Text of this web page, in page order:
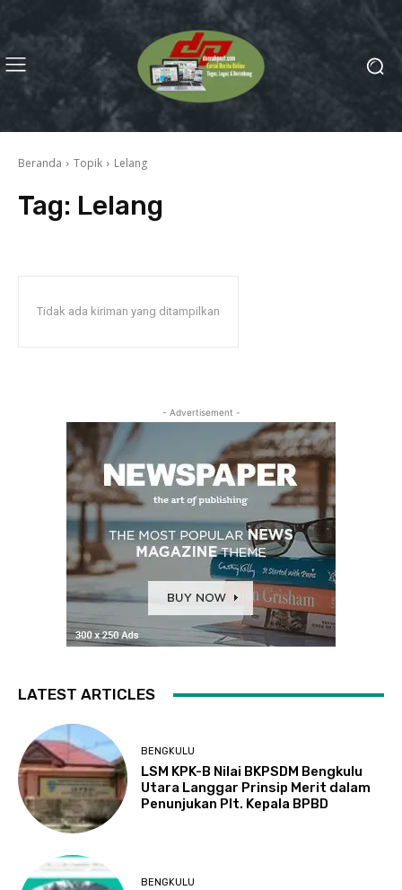
Beranda Topik Lelang
Tag: Lelang
Tidak ada kiriman yang ditampilkan
- Advertisement -
LATEST ARTICLES
BENGKULU
LSM KPK-B Nilai BKPSDM Bengkulu
Utara Langgar Prinsip Merit dalam
Penunjukan Plt. Kepala BPBD
BENGKULU